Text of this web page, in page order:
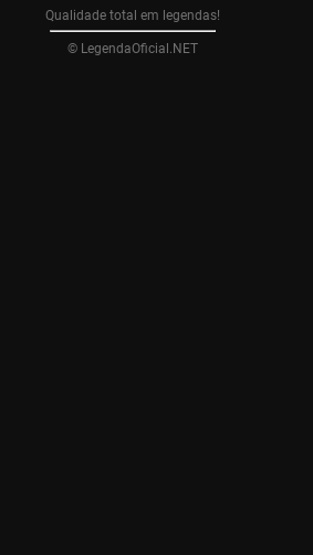
Qualidade total em legendas!
© LegendaOficial.NET